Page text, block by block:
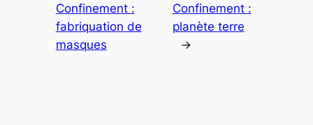
Confinement :
fabriquation de
masques
Confinement :
planète terre
→